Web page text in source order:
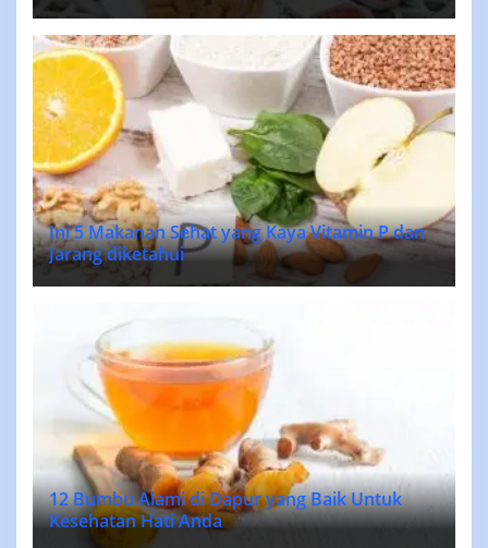
Ini 5 Makanan Sehat yang Kaya Vitamin P dan
Jarang diketahui
12 Bumbu Alami di Dapur yang Baik Untuk
Kesehatan Hati Anda